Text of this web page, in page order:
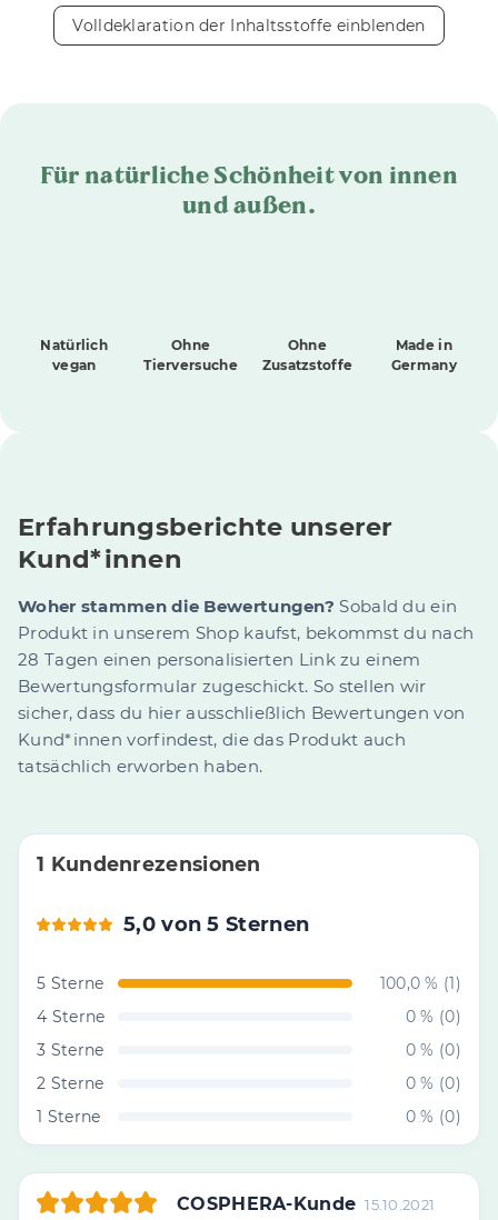
Volldeklaration der Inhaltsstoffe einblenden
Für natürliche Schönheit von innen
und außen.
Natürlich
vegan
Ohne
Tierversuche
Ohne
Zusatzstoffe
Made in
Germany
Erfahrungsberichte unserer
Kund*innen
Woher stammen die Bewertungen? Sobald du ein
Produkt in unserem Shop kaufst, bekommst du nach
28 Tagen einen personalisierten Link zu einem
Bewertungsformular zugeschickt. So stellen wir
sicher, dass du hier ausschließlich Bewertungen von
Kund*innen vorfindest, die das Produkt auch
tatsächlich erworben haben.
1 Kundenrezensionen
5,0 von 5 Sternen
5 Sterne
100,0 % (1)
4 Sterne
0 % (0)
3 Sterne
0 % (0)
2 Sterne
0 % (0)
1 Sterne
0 % (0)
COSPHERA-Kunde 15.10.2021